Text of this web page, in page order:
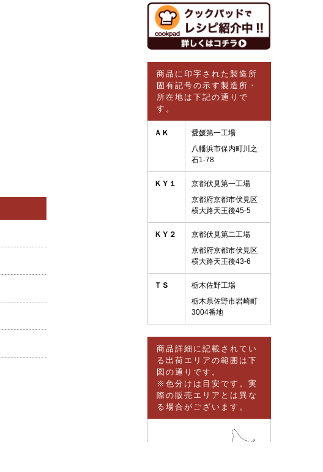
商品に印字された製造所
固有記号の示す製造所・
所在地は下記の通りで
す。
ＡＫ
愛媛第一工場
八幡浜市保内町川之
石1-78
ＫＹ１
京都伏見第一工場
京都府京都市伏見区
横大路天王後45-5
ＫＹ２
京都伏見第二工場
京都府京都市伏見区
横大路天王後43-6
ＴＳ
栃木佐野工場
栃木県佐野市岩崎町
3004番地
商品詳細に記載されてい
る出荷エリアの範囲は下
図の通りです。
※色分けは目安です。実
際の販売エリアとは異な
る場合がございます。